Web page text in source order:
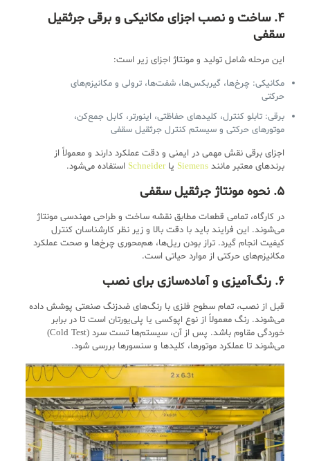
۴. ساخت و نصب اجزای مکانیکی و برقی جرثقیل
سقفی
این مرحله شامل تولید و مونتاژ اجزای زیر است:
مکانیکی: چرخ‌ها، گیربکس‌ها، شفت‌ها، ترولی و مکانیزم‌های
حرکتی
برقی: تابلو کنترل، کلیدهای حفاظتی، اینورتر، کابل جمع‌کن،
موتورهای حرکتی و سیستم کنترل جرثقیل سقفی
اجزای برقی نقش مهمی در ایمنی و دقت عملکرد دارند و معمولاً از
برندهای معتبر مانند Siemens یاSchneider استفاده می‌شود.
۵. نحوه مونتاژ جرثقیل سقفی
در کارگاه، تمامی قطعات مطابق نقشه ساخت و طراحی مهندسی مونتاژ
می‌شوند. این فرایند باید با دقت بالا و زیر نظر کارشناسان کنترل
کیفیت انجام گیرد. تراز بودن ریل‌ها، هم‌محوری چرخ‌ها و صحت عملکرد
مکانیزم‌های حرکتی از موارد حیاتی است.
۶. رنگ‌آمیزی و آماده‌سازی برای نصب
قبل از نصب، تمام سطوح فلزی با رنگ‌های ضدزنگ صنعتی پوشش داده
می‌شوند. رنگ معمولاً از نوع اپوکسی یا پلی‌یورتان است تا در برابر
خوردگی مقاوم باشد. پس از آن، سیستم‌ها تست سرد (Cold Test)
می‌شوند تا عملکرد موتورها، کلیدها و سنسورها بررسی شود.